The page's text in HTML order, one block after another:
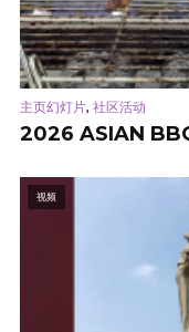
主页幻灯片, 社区活动
2026 ASIAN
视频